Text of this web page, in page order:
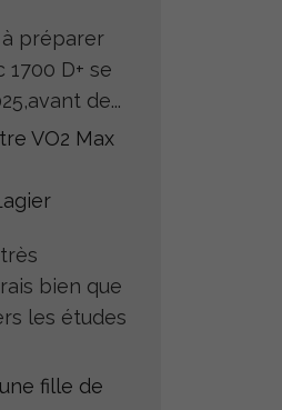
préparer
D+ se
de...
VO2 Max
bien que
les études
fille de